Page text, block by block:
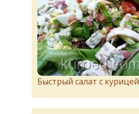
Быстрый салат с курицей